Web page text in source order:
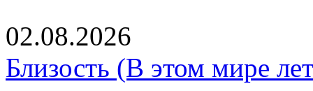
02.08.2026
Близость (В этом мире